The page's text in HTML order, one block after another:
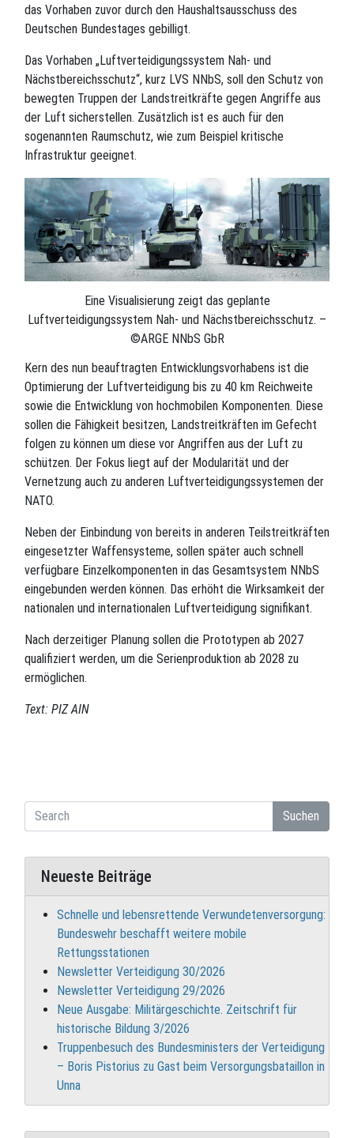
das Vorhaben zuvor durch den Haushaltsausschuss des
Deutschen Bundestages gebilligt.
Das Vorhaben „Luftverteidigungssystem Nah- und
Nächstbereichsschutz“, kurz LVS NNbS, soll den Schutz von
bewegten Truppen der Landstreitkräfte gegen Angriffe aus
der Luft sicherstellen. Zusätzlich ist es auch für den
sogenannten Raumschutz, wie zum Beispiel kritische
Infrastruktur geeignet.
Eine Visualisierung zeigt das geplante
Luftverteidigungssystem Nah- und Nächstbereichsschutz. –
©ARGE NNbS GbR
Kern des nun beauftragten Entwicklungsvorhabens ist die
Optimierung der Luftverteidigung bis zu 40 km Reichweite
sowie die Entwicklung von hochmobilen Komponenten. Diese
sollen die Fähigkeit besitzen, Landstreitkräften im Gefecht
folgen zu können um diese vor Angriffen aus der Luft zu
schützen. Der Fokus liegt auf der Modularität und der
Vernetzung auch zu anderen Luftverteidigungssystemen der
NATO.
Neben der Einbindung von bereits in anderen Teilstreitkräften
eingesetzter Waffensysteme, sollen später auch schnell
verfügbare Einzelkomponenten in das Gesamtsystem NNbS
eingebunden werden können. Das erhöht die Wirksamkeit der
nationalen und internationalen Luftverteidigung signifikant.
Nach derzeitiger Planung sollen die Prototypen ab 2027
qualifiziert werden, um die Serienproduktion ab 2028 zu
ermöglichen.
Text: PIZ AIN
Suchen
Neueste Beiträge
Schnelle und lebensrettende Verwundetenversorgung:
Bundeswehr beschafft weitere mobile
Rettungsstationen
Newsletter Verteidigung 30/2026
Newsletter Verteidigung 29/2026
Neue Ausgabe: Militärgeschichte. Zeitschrift für
historische Bildung 3/2026
Truppenbesuch des Bundesministers der Verteidigung
– Boris Pistorius zu Gast beim Versorgungsbataillon in
Unna